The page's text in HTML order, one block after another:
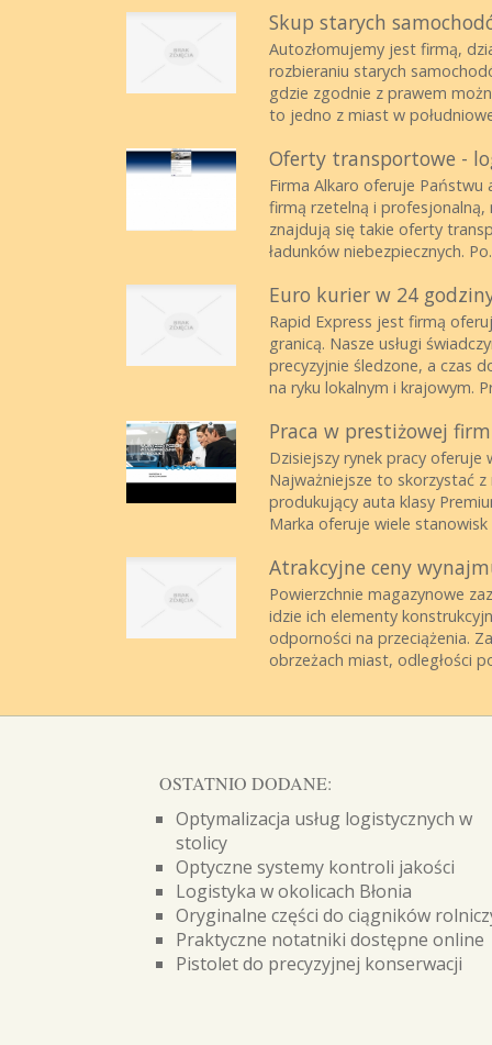
Skup starych
Autozłomujemy jest firmą,
rozbieraniu starych
gdzie zgodnie z prawem
to jedno z miast w
Oferty transportowe -
Firma Alkaro oferuje
firmą rzetelną i profesjonalną,
znajdują się takie oferty
ładunków niebezpiecznych.
Euro kurier w 24
Rapid Express jest firmą
granicą. Nasze usługi
precyzyjnie śledzone, a czas
na ryku lokalnym i krajowym.
Praca w prestiżowej
Dzisiejszy rynek pracy
Najważniejsze to skorzystać
produkujący auta klasy
Marka oferuje wiele stanowisk
Atrakcyjne ceny
Powierzchnie magazynowe
idzie ich elementy
odporności na przeciążenia.
obrzeżach miast, odległości
OSTATNIO DODANE:
Optymalizacja usług logistycznych w
stolicy
Optyczne systemy kontroli jakości
Logistyka w okolicach Błonia
Oryginalne części do ciągników
Praktyczne notatniki dostępne online
Pistolet do precyzyjnej konserwacji